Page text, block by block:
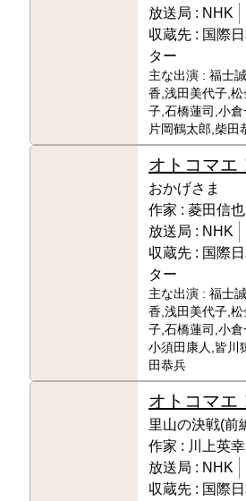
放送局 : NHK
収蔵先 : 国際
ター
主な出演 : 福士
香,浅田美代子,
子,石橋蓮司,小
片岡鶴太郎,柴田
オトコマエ
おかげさま
作家 : 菱田信也
放送局 : NHK
収蔵先 : 国際
ター
主な出演 : 福士
香,浅田美代子,
子,石橋蓮司,小
小須田康人,皆川
田恭兵
オトコマエ
里山の決戦(前
作家 : 川上英幸
放送局 : NHK
収蔵先 : 国際